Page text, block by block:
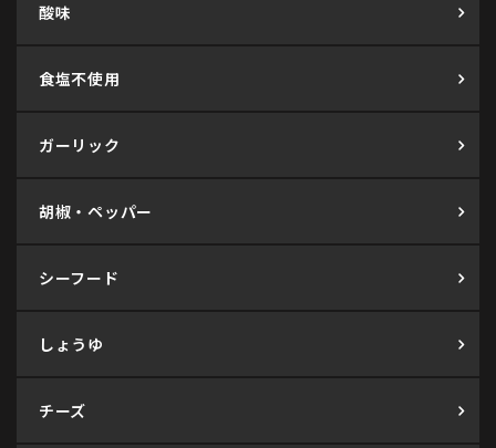
酸味
食塩不使用
ガーリック
胡椒・ペッパー
シーフード
しょうゆ
チーズ